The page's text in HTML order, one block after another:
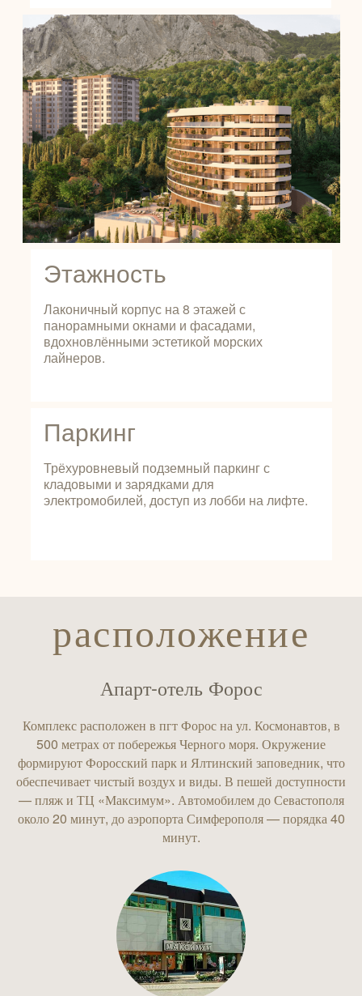
Паркинг
Трёхуровневый подземный паркинг с
кладовыми и зарядками для
электромобилей, доступ из лобби на лифте.
Этажность
Лаконичный корпус на 8 этажей с
панорамными окнами и фасадами,
вдохновлёнными эстетикой морских
лайнеров.
расположение
Апарт-отель Форос
Комплекс расположен в пгт Форос на ул. Космонавтов, в
500 метрах от побережья Черного моря. Окружение
формируют Форосский парк и Ялтинский заповедник, что
обеспечивает чистый воздух и виды. В пешей доступности
— пляж и ТЦ «Максимум». Автомобилем до Севастополя
около 20 минут, до аэропорта Симферополя — порядка 40
минут.